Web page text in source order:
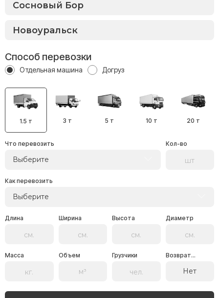
Способ перевозки
Отдельная машина Догруз
1.5 т 3 т 5 т 10 т 20 т
Что перевозить
Выберите
Кол-во
Как перевозить
Выберите
Длина Ширина Высота Диаметр
Масса Объем Грузчики Возврат...
Нет